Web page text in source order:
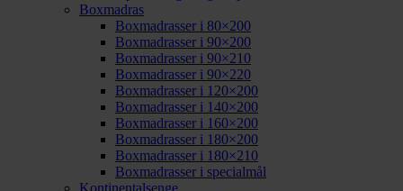
Boxmadras
Boxmadrasser i 80×200
Boxmadrasser i 90×200
Boxmadrasser i 90×210
Boxmadrasser i 90×220
Boxmadrasser i 120×200
Boxmadrasser i 140×200
Boxmadrasser i 160×200
Boxmadrasser i 180×200
Boxmadrasser i 180×210
Boxmadrasser i specialmål